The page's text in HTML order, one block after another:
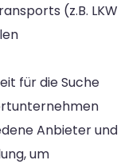
(z.B. LKW
für die Suche
Anbieter und
um